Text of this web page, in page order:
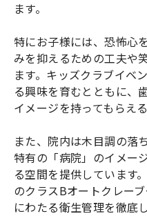
ます。
特にお子様には、恐怖心
みを抑えるための工夫や
ます。キッズクラブイベ
る興味を育むとともに、
イメージを持ってもらえ
また、院内は木目調の落
特有の「病院」のイメー
る空間を提供しています
のクラスBオートクレー
にわたる衛生管理を徹底